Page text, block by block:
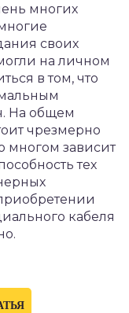
многих
своих
на личном
в том, что
На общем
чрезмерно
многом зависит
тех
кабеля